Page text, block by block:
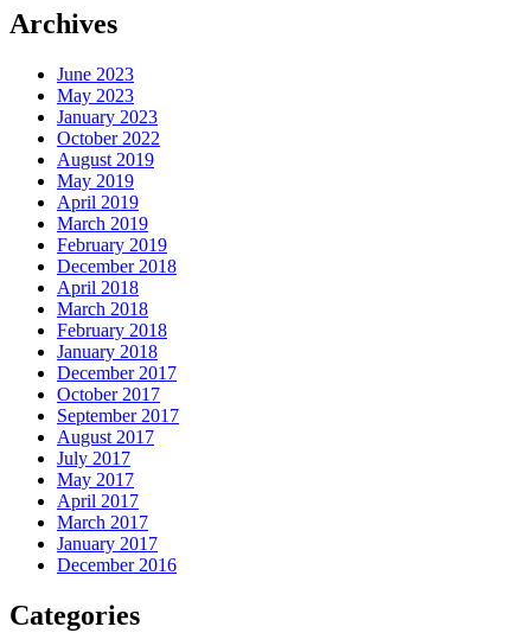
Archives
June 2023
May 2023
January 2023
October 2022
August 2019
May 2019
April 2019
March 2019
February 2019
December 2018
April 2018
March 2018
February 2018
January 2018
December 2017
October 2017
September 2017
August 2017
July 2017
May 2017
April 2017
March 2017
January 2017
December 2016
Categories